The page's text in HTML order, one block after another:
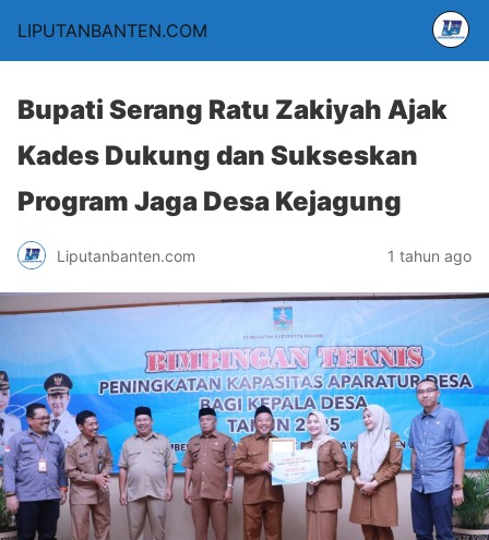
LIPUTANBANTEN.COM
Bupati Serang Ratu Zakiyah Ajak
Kades Dukung dan Sukseskan
Program Jaga Desa Kejagung
Liputanbanten.com 1 tahun ago